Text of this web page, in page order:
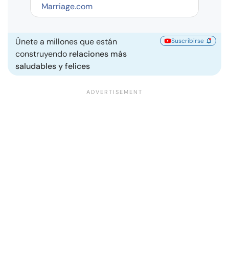
Marriage.com
Únete a millones que están
construyendo relaciones más
saludables y felices
Suscribirse